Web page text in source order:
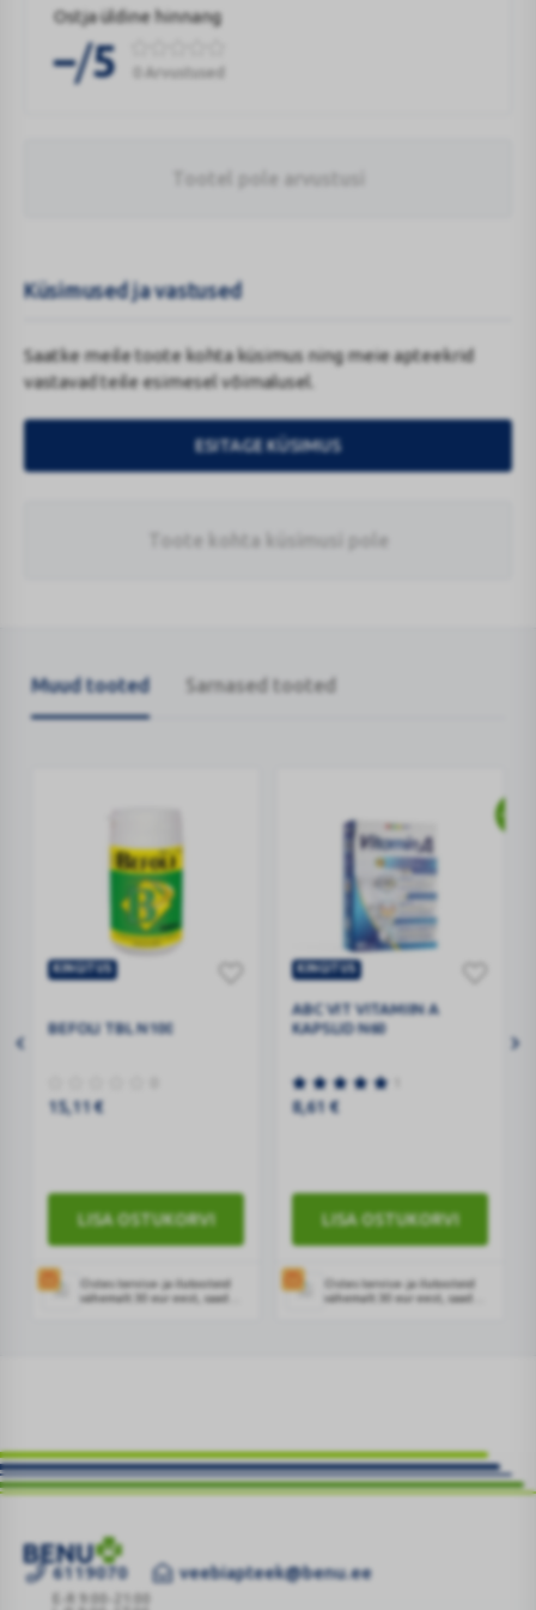
Ostja üldine hinnang
–/5 0 Arvustused
Tootel pole arvustusi
Küsimused ja vastused
Saatke meile toote kohta küsimus ning meie apteekrid
vastavad teile esimesel võimalusel.
ESITAGE KÜSIMUS
Toote kohta küsimusi pole
Muud tooted Sarnased tooted
TBL
KINGITUS
BEFOLI TBL N100
15,11 €
LISA OSTUKORVI
Ostes tervise- ja ilutooteid
vähemalt 30 eur eest, saad
VIT
A
KAPSLID
N60
KINGITUS
ABC VIT VITAMIIN A
KAPSLID N60
8,61 €
LISA OSTUKORVI
Ostes tervise- ja ilutooteid
vähemalt 30 eur eest, saad
ABC6119070
E-R 9:00-21:00
veebiapteek@benu.ee